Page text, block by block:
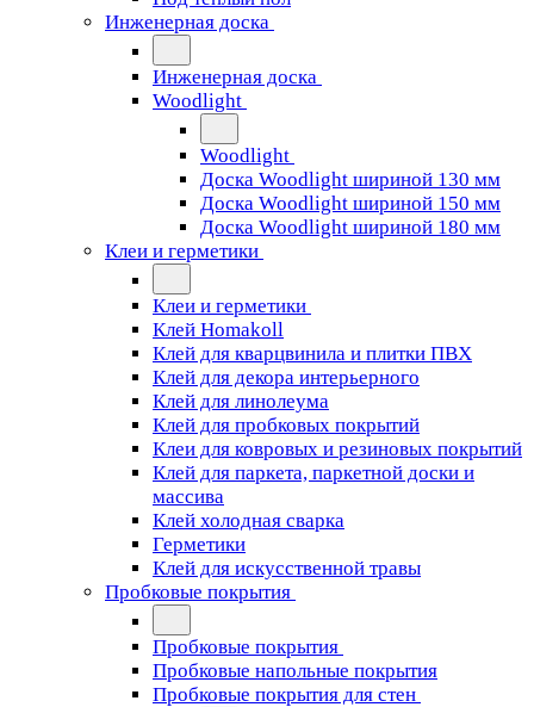
Инженерная доска
Инженерная доска
Woodlight
Woodlight
Доска Woodlight шириной 130 мм
Доска Woodlight шириной 150 мм
Доска Woodlight шириной 180 мм
Клеи и герметики
Клеи и герметики
Клей Homakoll
Клей для кварцвинила и плитки ПВХ
Клей для декора интерьерного
Клей для линолеума
Клей для пробковых покрытий
Клеи для ковровых и резиновых покрытий
Клей для паркета, паркетной доски и
массива
Клей холодная сварка
Герметики
Клей для искусственной травы
Пробковые покрытия
Пробковые покрытия
Пробковые напольные покрытия
Пробковые покрытия для стен